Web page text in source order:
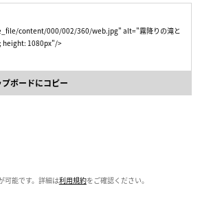
content/000/002/360/web.jpg" alt="霧降りの滝と
height: 1080px"/>
ボードにコピー
可能です。詳細は利用規約をご確認ください。